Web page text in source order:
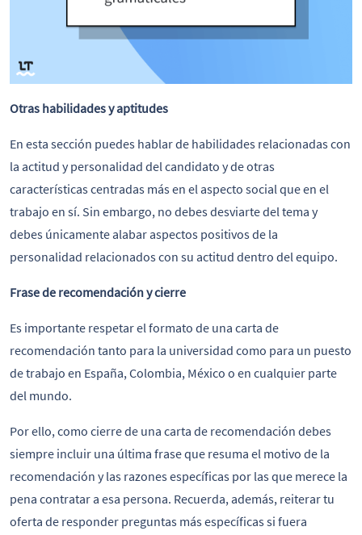
Otras habilidades y aptitudes
En esta sección puedes hablar de habilidades relacionadas con
la actitud y personalidad del candidato y de otras
características centradas más en el aspecto social que en el
trabajo en sí. Sin embargo, no debes desviarte del tema y
debes únicamente alabar aspectos positivos de la
personalidad relacionados con su actitud dentro del equipo.
Frase de recomendación y cierre
Es importante respetar el formato de una carta de
recomendación tanto para la universidad como para un puesto
de trabajo en España, Colombia, México o en cualquier parte
del mundo.
Por ello, como cierre de una carta de recomendación debes
siempre incluir una última frase que resuma el motivo de la
recomendación y las razones específicas por las que merece la
pena contratar a esa persona. Recuerda, además, reiterar tu
oferta de responder preguntas más específicas si fuera